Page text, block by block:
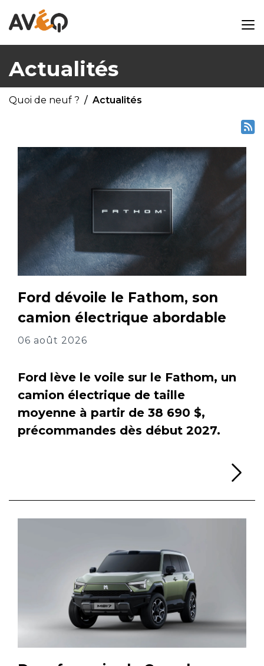
Actualités
Quoi de neuf ? Actualités
Ford dévoile le Fathom, son
camion électrique abordable
06 août 2026
Ford lève le voile sur le Fathom, un
camion électrique de taille
moyenne à partir de 38 690 $,
précommandes dès début 2027.